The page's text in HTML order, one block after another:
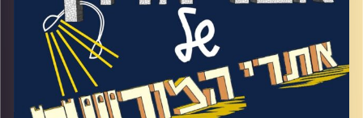
ללמוד מאוסף הספרים שלו שמונה כ 22 אלף
קרדיט תמונות: המועצה לשימור אתרים